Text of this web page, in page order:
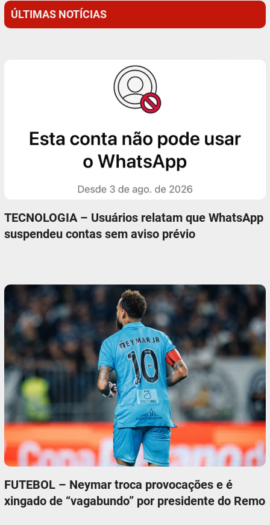
ÚLTIMAS NOTÍCIAS
TECNOLOGIA – Usuários relatam que WhatsApp
suspendeu contas sem aviso prévio
FUTEBOL – Neymar troca provocações e é
xingado de “vagabundo” por presidente do Remo